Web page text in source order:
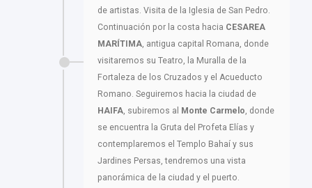
de artistas. Visita de la Iglesia de San Pedro.
Continuación por la costa hacia CESAREA
MARÍTIMA, antigua capital Romana, donde
visitaremos su Teatro, la Muralla de la
Fortaleza de los Cruzados y el Acueducto
Romano. Seguiremos hacia la ciudad de
HAIFA, subiremos al Monte Carmelo, donde
se encuentra la Gruta del Profeta Elías y
contemplaremos el Templo Bahaí y sus
Jardines Persas, tendremos una vista
panorámica de la ciudad y el puerto.